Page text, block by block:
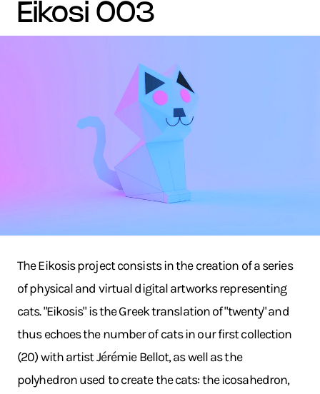
eikosi 003
The Eikosis project consists in the creation of a series
of physical and virtual digital artworks representing
cats. "Eikosis" is the Greek translation of "twenty" and
thus echoes the number of cats in our first collection
(20) with artist Jérémie Bellot, as well as the
polyhedron used to create the cats: the icosahedron,